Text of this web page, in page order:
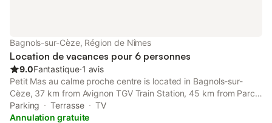
Bagnols-sur-Cèze, Région de Nîmes
Location de vacances pour 6 personnes
9.0Fantastique⋅1 avis
Petit Mas au calme proche centre is located in Bagnols-sur-
Cèze, 37 km from Avignon TGV Train Station, 45 km from Parc
des Expositions Avignon, as well as 46 km from Ardeche
Gorges.
Parking Terrasse
TV
Annulation gratuite